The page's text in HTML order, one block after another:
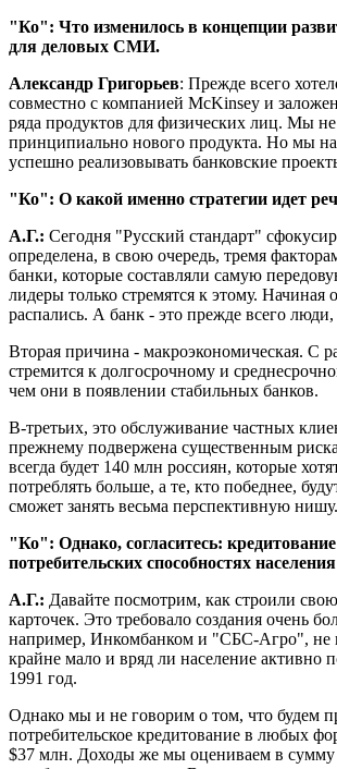
"Ко": Что изменилось в концепции
для деловых СМИ.
Александр Григорьев: Прежде всего
совместно с компанией McKinsey и
ряда продуктов для физических лиц. Мы
принципиально нового продукта. Но мы
успешно реализовывать банковские
"Ко": О какой именно стратегии идет
А.Г.: Сегодня "Русский стандарт"
определена, в свою очередь, тремя
банки, которые составляли самую
лидеры только стремятся к этому.
распались. А банк - это прежде всего
Вторая причина - макроэкономическая. С
стремится к долгосрочному и
чем они в появлении стабильных банков.
В-третьих, это обслуживание частных
прежнему подвержена существенным
всегда будет 140 млн россиян, которые
потреблять больше, а те, кто победнее,
сможет занять весьма перспективную нишу.
"Ко": Однако, согласитесь:
потребительских способностях
А.Г.: Давайте посмотрим, как строили
карточек. Это требовало создания очень
например, Инкомбанком и "СБС-Агро", не
крайне мало и вряд ли население активно
1991 год.
Однако мы и не говорим о том, что будем
потребительское кредитование в любых
$37 млн. Доходы же мы оцениваем в